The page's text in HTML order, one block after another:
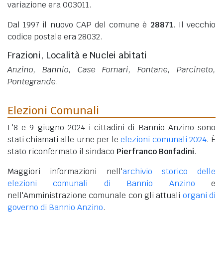
variazione era 003011.
Dal 1997 il nuovo CAP del comune è 28871. Il vecchio
codice postale era 28032.
Frazioni, Località e Nuclei abitati
Anzino, Bannio, Case Fornari, Fontane, Parcineto,
Pontegrande.
Elezioni Comunali
L'8 e 9 giugno 2024 i cittadini di Bannio Anzino sono
stati chiamati alle urne per leelezioni comunali 2024. È
stato riconfermato il sindaco Pierfranco Bonfadini.
Maggiori informazioni nell'archivio storico delle
elezioni comunali di Bannio Anzino e
nell'Amministrazione comunale con gli attuali organi di
governo di Bannio Anzino.